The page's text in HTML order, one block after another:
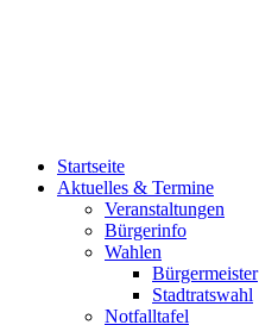
Startseite
Aktuelles & Termine
Veranstaltungen
Bürgerinfo
Wahlen
Bürgermeister
Stadtratswahl
Notfalltafel